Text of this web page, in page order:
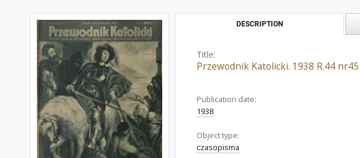
DESCRIPTION
Title:
Przewodnik Katolicki. 1938 R.44 nr45
Publication date:
1938
Object type:
czasopisma